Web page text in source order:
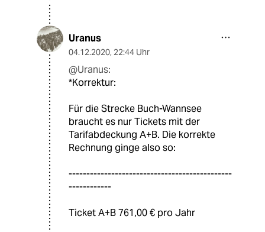
Uranus
04.12.2020, 22:44 Uhr
@Uranus:
*Korrektur:
Für die Strecke Buch-Wannsee
braucht es nur Tickets mit der
Tarifabdeckung A+B. Die korrekte
Rechnung ginge also so:
----------------------------------------------
------------
Ticket A+B 761,00 € pro Jahr